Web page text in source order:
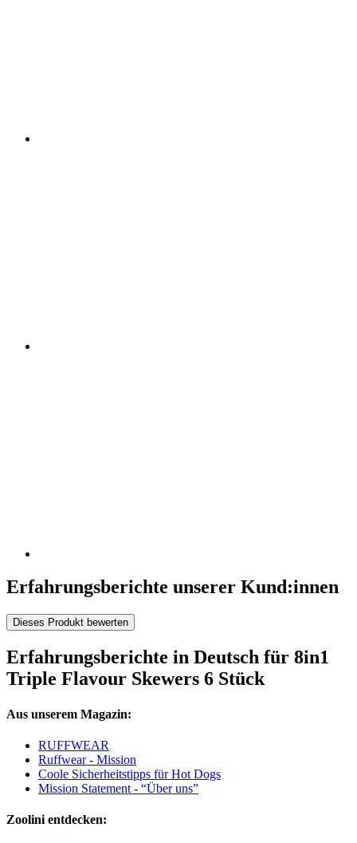
Erfahrungsberichte unserer Kund:innen
Dieses Produkt bewerten
Erfahrungsberichte in Deutsch für 8in1
Triple Flavour Skewers 6 Stück
Aus unserem Magazin:
RUFFWEAR
Ruffwear - Mission
Coole Sicherheitstipps für Hot Dogs
Mission Statement - “Über uns”
Zoolini entdecken: